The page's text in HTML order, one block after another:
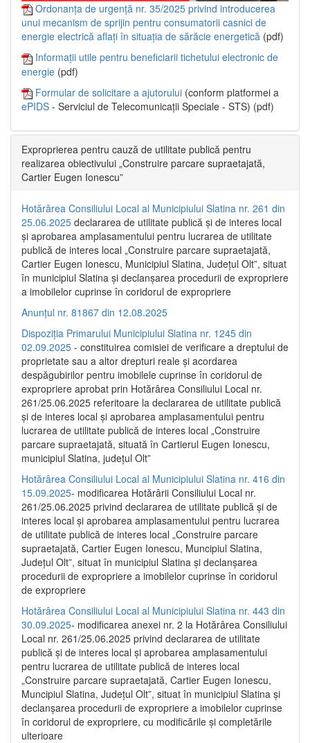
Ordonanța de urgență nr. 35/2025 privind introducerea
unui mecanism de sprijin pentru consumatorii casnici de
energie electrică aflați în situația de sărăcie energetică (pdf)
Informații utile pentru beneficiarii tichetului electronic de
energie (pdf)
Formular de solicitare a ajutorului (conform platformei a
ePIDS - Serviciul de Telecomunicații Speciale - STS) (pdf)
Exproprierea pentru cauză de utilitate publică pentru
realizarea obiectivului „Construire parcare supraetajată,
Cartier Eugen Ionescu”
Hotărârea Consiliului Local al Municipiului Slatina nr. 261 din
25.06.2025 declararea de utilitate publică și de interes local
și aprobarea amplasamentului pentru lucrarea de utilitate
publică de interes local „Construire parcare supraetajată,
Cartier Eugen Ionescu, Municipiul Slatina, Județul Olt”, situat
în municipiul Slatina și declanșarea procedurii de expropriere
a imobilelor cuprinse în coridorul de expropriere
Anunțul nr. 81867 din 12.08.2025
Dispoziția Primarului Municipiului Slatina nr. 1245 din
02.09.2025 - constituirea comisiei de verificare a dreptului de
proprietate sau a altor drepturi reale și acordarea
despăgubirilor pentru imobilele cuprinse în coridorul de
expropriere aprobat prin Hotărârea Consiliului Local nr.
261/25.06.2025 referitoare la declararea de utilitate publică
și de interes local și aprobarea amplasamentului pentru
lucrarea de utilitate publică de interes local „Construire
parcare supraetajată, situată în Cartierul Eugen Ionescu,
municipiul Slatina, județul Olt”
Hotărârea Consiliului Local al Municipiului Slatina nr. 416 din
15.09.2025- modificarea Hotărârii Consiliului Local nr.
261/25.06.2025 privind declararea de utilitate publică și de
interes local și aprobarea amplasamentului pentru lucrarea
de utilitate publică de interes local „Construire parcare
supraetajată, Cartier Eugen Ionescu, Muncipiul Slatina,
Județul Olt”, situat în municipiul Slatina și declanșarea
procedurii de expropriere a imobilelor cuprinse în coridorul
de expropriere
Hotărârea Consiliului Local al Municipiului Slatina nr. 443 din
30.09.2025- modificarea anexei nr. 2 la Hotărârea Consiliului
Local nr. 261/25.06.2025 privind declararea de utilitate
publică şi de interes local şi aprobarea amplasamentului
pentru lucrarea de utilitate publică de interes local
„Construire parcare supraetajată, Cartier Eugen Ionescu,
Muncipiul Slatina, Judeţul Olt”, situat în municipiul Slatina şi
declanşarea procedurii de expropriere a imobilelor cuprinse
în coridorul de expropriere, cu modificările şi completările
ulterioare